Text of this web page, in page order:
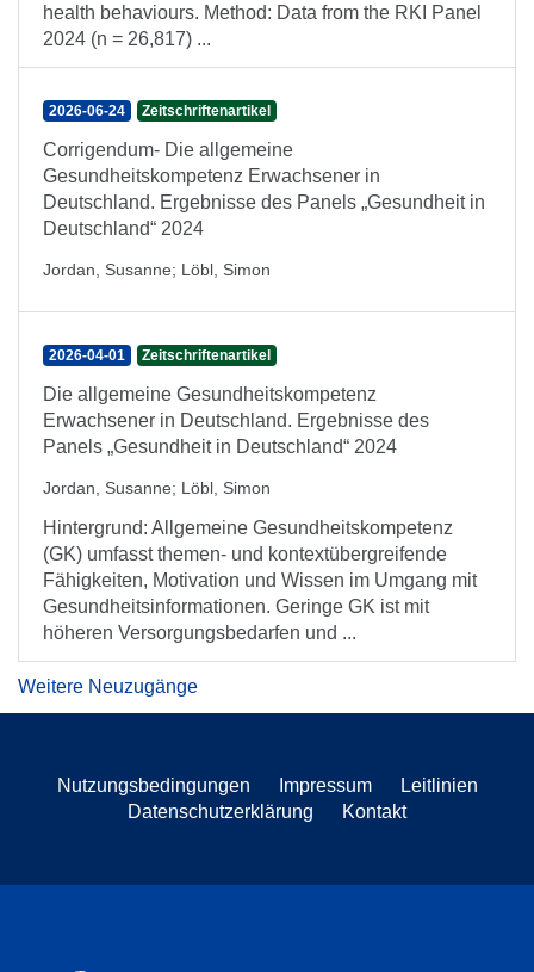
health behaviours. Method: Data from the RKI Panel
2024 (n = 26,817) ...
2026-06-24 Zeitschriftenartikel
Corrigendum- Die allgemeine
Gesundheitskompetenz Erwachsener in
Deutschland. Ergebnisse des Panels „Gesundheit in
Deutschland“ 2024
Jordan, Susanne; Löbl, Simon
2026-04-01 Zeitschriftenartikel
Die allgemeine Gesundheitskompetenz
Erwachsener in Deutschland. Ergebnisse des
Panels „Gesundheit in Deutschland“ 2024
Jordan, Susanne; Löbl, Simon
Hintergrund: Allgemeine Gesundheitskompetenz
(GK) umfasst themen- und kontextübergreifende
Fähigkeiten, Motivation und Wissen im Umgang mit
Gesundheitsinformationen. Geringe GK ist mit
höheren Versorgungsbedarfen und ...
Weitere Neuzugänge
Nutzungsbedingungen Impressum
Leitlinien
Datenschutzerklärung
Kontakt